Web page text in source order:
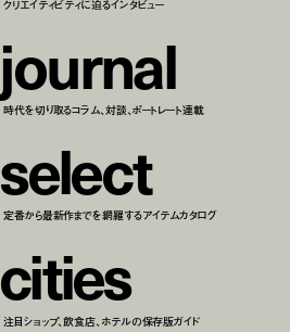
クリエイティビティに迫るインタビュー
journal
時代を切り取るコラム、対談、ポートレート連載
select
定番から最新作までを網羅するアイテムカタログ
cities
注目ショップ、飲食店、ホテルの保存版ガイド